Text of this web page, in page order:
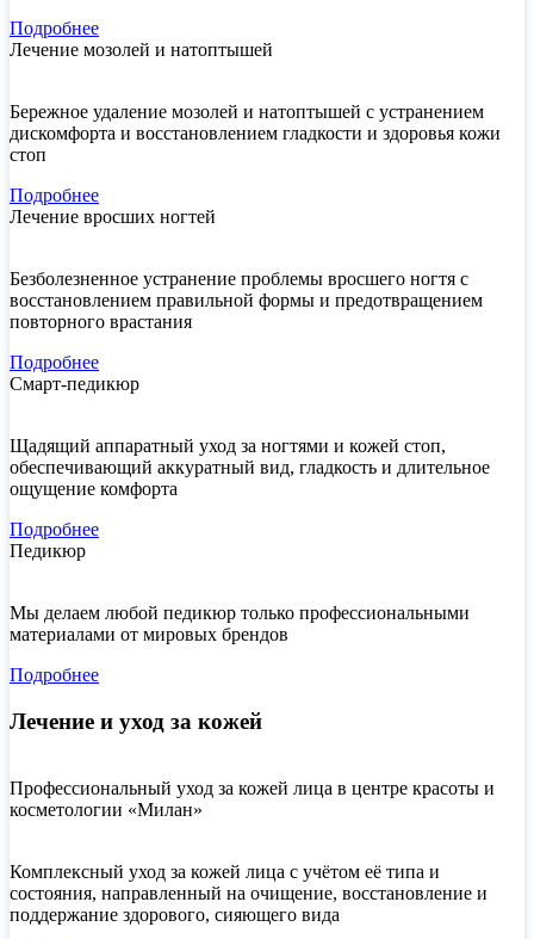
Подробнее
Лечение мозолей и натоптышей
Бережное удаление мозолей и натоптышей с устранением
дискомфорта и восстановлением гладкости и здоровья кожи
стоп
Подробнее
Лечение вросших ногтей
Безболезненное устранение проблемы вросшего ногтя с
восстановлением правильной формы и предотвращением
повторного врастания
Подробнее
Смарт-педикюр
Щадящий аппаратный уход за ногтями и кожей стоп,
обеспечивающий аккуратный вид, гладкость и длительное
ощущение комфорта
Подробнее
Педикюр
Мы делаем любой педикюр только профессиональными
материалами от мировых брендов
Подробнее
Лечение и уход за кожей
Профессиональный уход за кожей лица в центре красоты и
косметологии «Милан»
Комплексный уход за кожей лица с учётом её типа и
состояния, направленный на очищение, восстановление и
поддержание здорового, сияющего вида